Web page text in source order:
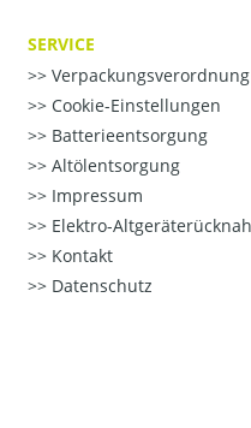
SERVICE
Verpackungsverordnung
Cookie-Einstellungen
Batterieentsorgung
Altölentsorgung
Impressum
Elektro-
Kontakt
Datenschutz